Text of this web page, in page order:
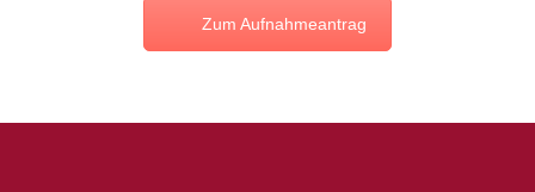
Zum Aufnahmeantrag